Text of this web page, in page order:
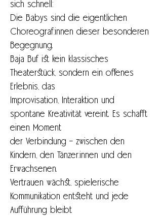
sich schnell:
Die Babys sind die eigentlichen
Choreograf:innen dieser besonderen
Begegnung.
Baja Buf ist kein klassisches
Theaterstück, sondern ein offenes
Erlebnis, das
Improvisation, Interaktion und
spontane Kreativität vereint. Es schafft
einen Moment
der Verbindung – zwischen den
Kindern, den Tänzer:innen und den
Erwachsenen.
Vertrauen wächst, spielerische
Kommunikation entsteht und jede
Aufführung bleibt